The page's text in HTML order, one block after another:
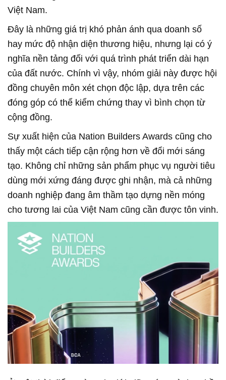
Việt Nam.
Đây là những giá trị khó phản ánh qua doanh số
hay mức độ nhận diện thương hiệu, nhưng lại có ý
nghĩa nền tảng đối với quá trình phát triển dài hạn
của đất nước. Chính vì vậy, nhóm giải này được hội
đồng chuyên môn xét chọn độc lập, dựa trên các
đóng góp có thể kiểm chứng thay vì bình chọn từ
cộng đồng.
Sự xuất hiện của Nation Builders Awards cũng cho
thấy một cách tiếp cận rộng hơn về đổi mới sáng
tạo. Không chỉ những sản phẩm phục vụ người tiêu
dùng mới xứng đáng được ghi nhận, mà cả những
doanh nghiệp đang âm thầm tạo dựng nền móng
cho tương lai của Việt Nam cũng cần được tôn vinh.